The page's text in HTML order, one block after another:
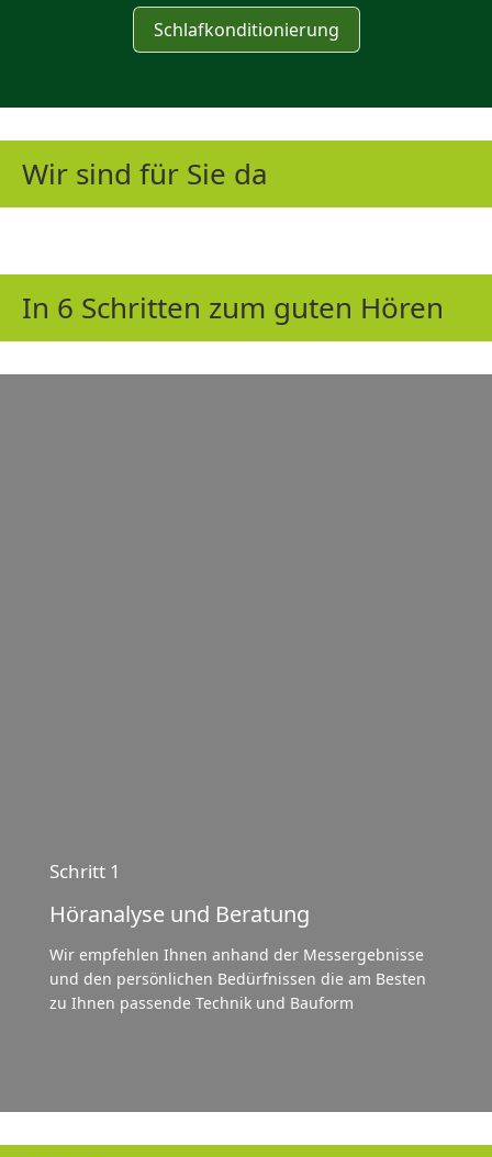
Schlafkonditionierung
Wir sind für Sie da
In 6 Schritten zum guten Hören
Schritt 1
Höranalyse und Beratung
Wir empfehlen Ihnen anhand der Messergebnisse
und den persönlichen Bedürfnissen die am Besten
zu Ihnen passende Technik und Bauform